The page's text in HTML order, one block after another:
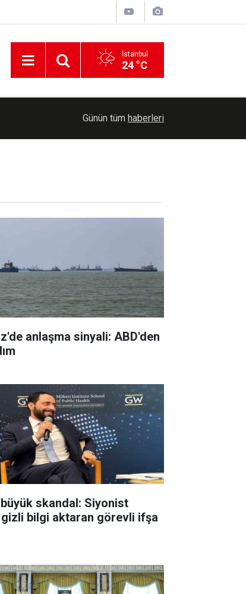
İstanbul
24 °C
engelleniyor
Günün tüm haberleri
anlaşma sinyali: ABD'den
skandal: Siyonist
bilgi aktaran görevli ifşa